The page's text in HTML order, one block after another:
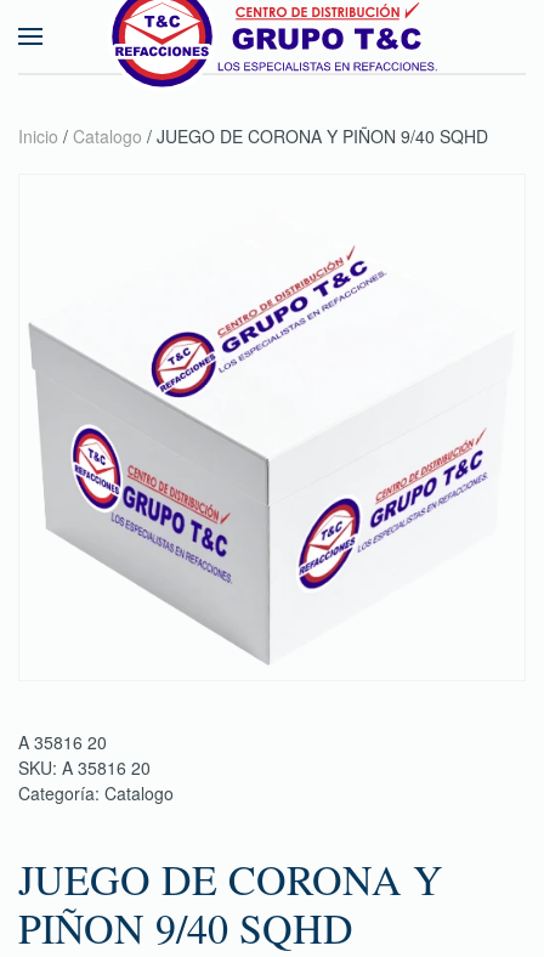
Skip to main content
Inicio / Catalogo / JUEGO DE CORONA Y PIÑON 9/40 SQHD
A 35816 20
SKU: A 35816 20
Categoría: Catalogo
JUEGO DE CORONA Y
PIÑON 9/40 SQHD